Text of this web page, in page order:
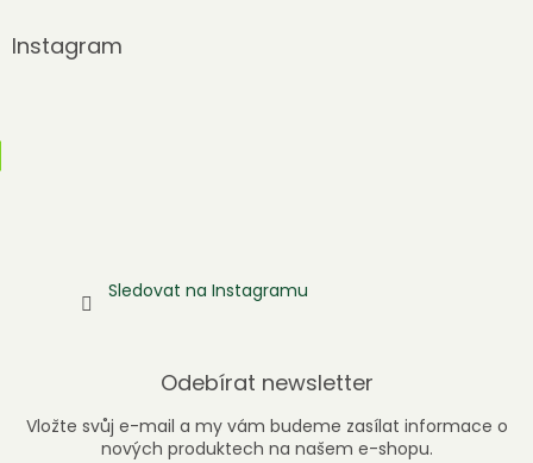
Instagram
Sledovat na Instagramu
Odebírat newsletter
Vložte svůj e-mail a my vám budeme zasílat informace o
nových produktech na našem e-shopu.